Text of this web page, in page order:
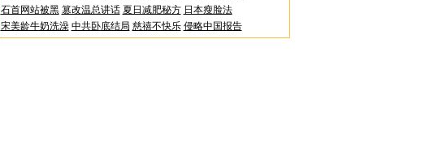
石首网站被黑 篡改温总讲话 夏日减肥秘方 日本瘦脸法
宋美龄牛奶洗澡 中共卧底结局 慈禧不快乐 侵略中国报告